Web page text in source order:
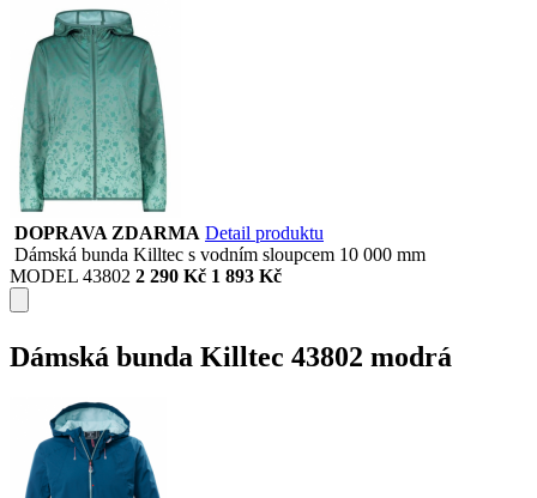
DOPRAVA ZDARMA Detail produktu
Dámská bunda Killtec s vodním sloupcem 10 000 mm
MODEL 43802 2 290 Kč 1 893 Kč
Dámská bunda Killtec 43802 modrá